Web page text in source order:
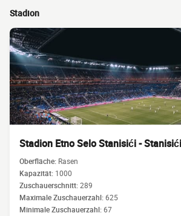
Stadion
Stadion Etno Selo Stanisići - Stanisići
Oberfläche: Rasen
Kapazität: 1000
Zuschauerschnitt:289
Maximale Zuschauerzahl:625
Minimale Zuschauerzahl:67